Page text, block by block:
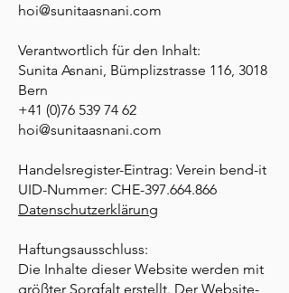
hoi@sunitaasnani.com
Verantwortlich für den Inhalt:
Sunita Asnani, Bümplizstrasse 116, 3018
Bern
+41 (0)76 539 74 62
hoi@sunitaasnani.com
Handelsregister-Eintrag: Verein bend-it
UID-Nummer: CHE-397.664.866
Datenschutzerklärung
Haftungsausschluss:
Die Inhalte dieser Website werden mit
größter Sorgfalt erstellt. Der Website-